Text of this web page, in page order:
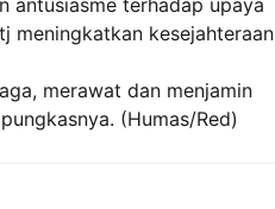
meningkatkan kesejahteraan
merawat dan menjamin
(Humas/Red)